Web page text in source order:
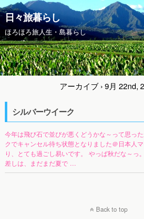
日々旅暮らし
ほろほろ旅人生・島暮らし
アーカイブ › 9月 22nd,
シルバーウイーク
今年は飛び石で並びが悪くどうかな～って思っ
クでキャンセル待ち状態となりました＠日本人
り、とても過ごし易いです。 やっぱ秋だな～っ
差しは、まだまだ夏で …
Back to top